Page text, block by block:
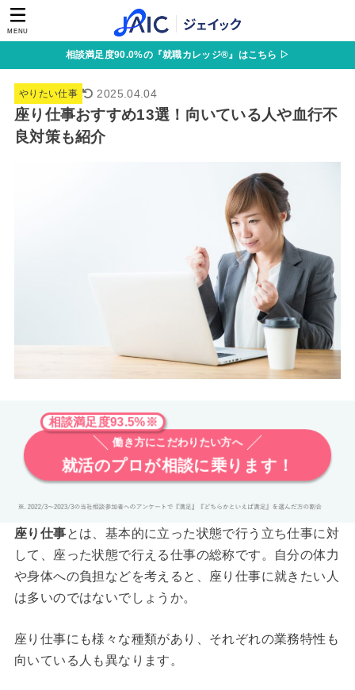
MENU
相談満足度90.0%の『就職カレッジ®』はこちら ▷
やりたい仕事 2025.04.04
座り仕事おすすめ13選！向いている人や血行不
良対策も紹介
相談満足度93.5%※
働き方にこだわりたい方へ
就活のプロが相談に乗ります！
座り仕事とは、基本的に立った状態で行う立ち仕事に対
して、座った状態で行える仕事の総称です。自分の体力
や身体への負担などを考えると、座り仕事に就きたい人
は多いのではないでしょうか。
座り仕事にも様々な種類があり、それぞれの業務特性も
向いている人も異なります。